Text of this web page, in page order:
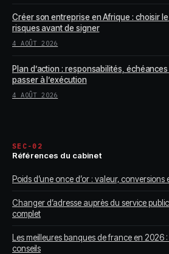
Créer son entreprise en Afrique : choisir
risques avant de signer
4 AOÛT 2026
Plan d’action : responsabilités,
passer à l’exécution
4 AOÛT 2026
SEC-02
Références du cabinet
Poids d’une once d’or : valeur, conversions
Changer d’adresse auprès du service
complet
Les meilleures banques de france en 2026
conseils